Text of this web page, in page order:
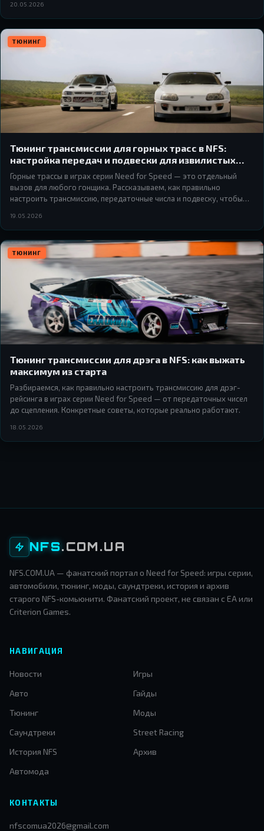
физика.
20.05.2026
ТЮНИНГ
Тюнинг трансмиссии для горных трасс в NFS:
настройка передач и подвески для извилистых
подъёмов и крутых спусков
Горные трассы в играх серии Need for Speed — это отдельный
вызов для любого гонщика. Рассказываем, как правильно
настроить трансмиссию, передаточные числа и подвеску, чтобы
спусках.
19.05.2026
ТЮНИНГ
Тюнинг трансмиссии для дрэга в NFS: как выжать
максимум из старта
Разбираемся, как правильно настроить трансмиссию для дрэг-
рейсинга в играх серии Need for Speed — от передаточных чисел
до сцепления. Конкретные советы, которые реально работают.
18.05.2026
NFS.COM.UA
NFS.COM.UA — фанатский портал о Need for Speed: игры серии,
автомобили, тюнинг, моды, саундтреки, история и архив
старого NFS-комьюнити. Фанатский проект, не связан с EA или
Criterion Games.
НАВИГАЦИЯ
Новости
Игры
Авто
Гайды
Тюнинг
Моды
Саундтреки
Street Racing
История NFS
Архив
Автомода
КОНТАКТЫ
nfscomua2026@gmail.com